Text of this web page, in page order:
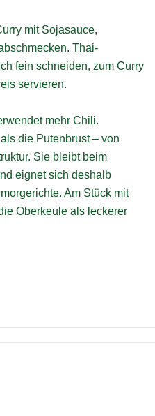
mit Sojasauce,
Thai-
fein schneiden, zum Curry
servieren.
mehr Chili.
die Putenbrust – von
Sie bleibt beim
eignet sich deshalb
Am Stück mit
Oberkeule als leckerer